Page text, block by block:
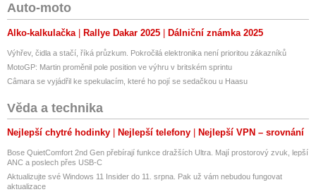
Auto-moto
Alko-kalkulačka Rallye Dakar 2025 Dálniční známka 2025
Výhřev, čidla a stačí, říká průzkum. Pokročilá elektronika není prioritou zákazníků
MotoGP: Martin proměnil pole position ve výhru v britském sprintu
Câmara se vyjádřil ke spekulacím, které ho pojí se sedačkou u Haasu
Věda a technika
Nejlepší chytré hodinky Nejlepší telefony Nejlepší VPN – srovnání
Bose QuietComfort 2nd Gen přebírají funkce dražších Ultra. Mají prostorový zvuk, lepší
ANC a poslech přes USB-C
Aktualizujte své Windows 11 Insider do 11. srpna. Pak už vám nebudou fungovat
aktualizace